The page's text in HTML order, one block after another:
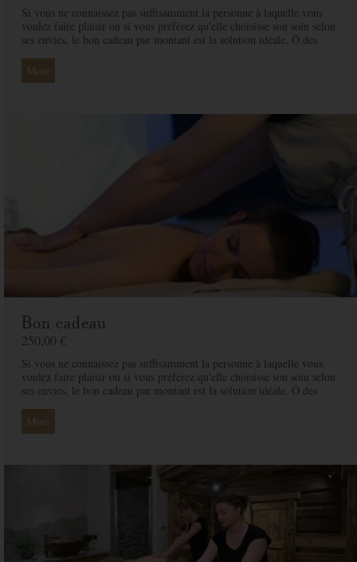
Si vous ne connaissez pas suffisamment la personne à laquelle vous
voulez faire plaisir ou si vous préférez qu'elle choisisse son soin selon
ses envies, le bon cadeau par montant est la solution idéale. Ô des
proche et ainsi rendre ce moment exceptionnel.
More
Bon cadeau
250,00 €
Si vous ne connaissez pas suffisamment la personne à laquelle vous
voulez faire plaisir ou si vous préférez qu'elle choisisse son soin selon
ses envies, le bon cadeau par montant est la solution idéale. Ô des
proche et ainsi rendre ce moment exceptionnel.
More